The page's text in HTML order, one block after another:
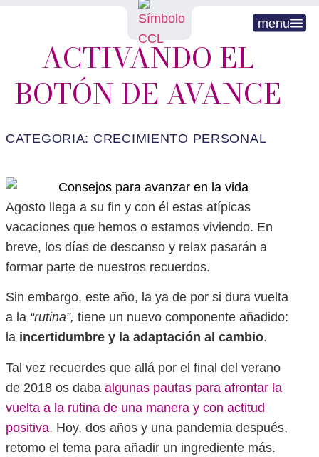
menu
ACTIVANDO EL
BOTÓN DE AVANCE
CATEGORIA: CRECIMIENTO PERSONAL
Agosto llega a su fin y con él estas atípicas
vacaciones que hemos o estamos viviendo. En
breve, los días de descanso y relax pasarán a
formar parte de nuestros recuerdos.
Sin embargo, este año, la ya de por si dura vuelta
a la “rutina”, tiene un nuevo componente añadido:
la incertidumbre y la adaptación al cambio.
Tal vez recuerdes que allá por el final del verano
de 2018 os daba algunas pautas para afrontar la
vuelta a la rutina de una manera y con actitud
positiva. Hoy, dos años y una pandemia después,
retomo el tema para añadir un ingrediente más.